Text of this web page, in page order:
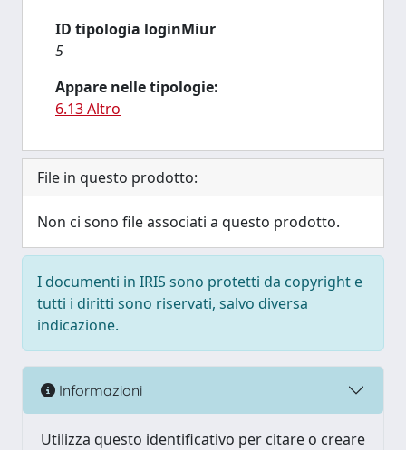
ID tipologia loginMiur
5
Appare nelle tipologie:
6.13 Altro
File in questo prodotto:
Non ci sono file associati a questo prodotto.
I documenti in IRIS sono protetti da copyright e
tutti i diritti sono riservati, salvo diversa
indicazione.
Informazioni
Utilizza questo identificativo per citare o creare